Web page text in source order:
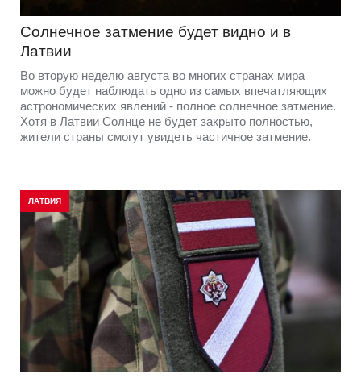
Солнечное затмение будет видно и в
Латвии
Во вторую неделю августа во многих странах мира
можно будет наблюдать одно из самых впечатляющих
астрономических явлений - полное солнечное затмение.
Хотя в Латвии Солнце не будет закрыто полностью,
жители страны смогут увидеть частичное затмение.
ЛАТВИЯ